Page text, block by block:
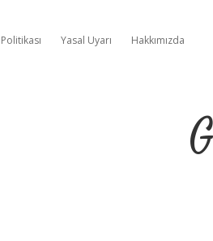
Yasal Uyarı Hakkımızda